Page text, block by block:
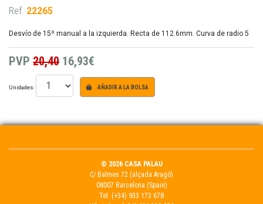
Ref. 22265
Desvío de 15º manual a la izquierda. Recta de 112.6mm. Curva de radio 5
PVP 20,40 16,93€
Unidades: AÑADIR A LA BOLSA
© 2026 CASA PALAU
C/ Balmes 72 (alçada Aragó)
08007 Barcelona (Spain)
Tel. (+34) 933 173 678